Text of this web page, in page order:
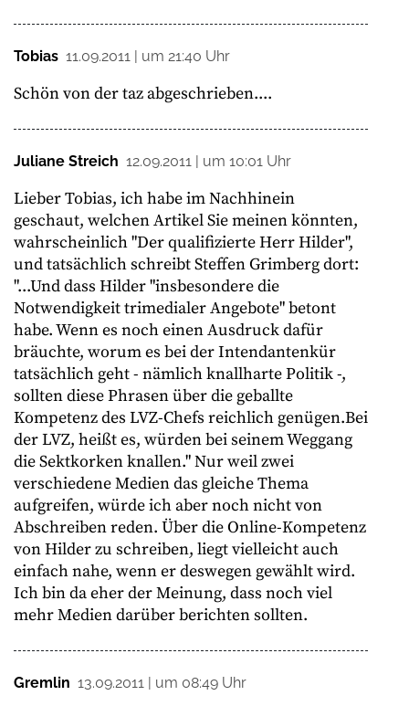
Tobias 11.09.2011 | um 21:40 Uhr
Schön von der taz abgeschrieben....
Juliane Streich 12.09.2011 | um 10:01 Uhr
Lieber Tobias, ich habe im Nachhinein
geschaut, welchen Artikel Sie meinen könnten,
wahrscheinlich "Der qualifizierte Herr Hilder",
und tatsächlich schreibt Steffen Grimberg dort:
"...Und dass Hilder "insbesondere die
Notwendigkeit trimedialer Angebote" betont
habe. Wenn es noch einen Ausdruck dafür
bräuchte, worum es bei der Intendantenkür
tatsächlich geht - nämlich knallharte Politik -,
sollten diese Phrasen über die geballte
Kompetenz des LVZ-Chefs reichlich genügen.Bei
der LVZ, heißt es, würden bei seinem Weggang
die Sektkorken knallen." Nur weil zwei
verschiedene Medien das gleiche Thema
aufgreifen, würde ich aber noch nicht von
Abschreiben reden. Über die Online-Kompetenz
von Hilder zu schreiben, liegt vielleicht auch
einfach nahe, wenn er deswegen gewählt wird.
Ich bin da eher der Meinung, dass noch viel
mehr Medien darüber berichten sollten.
Gremlin 13.09.2011 | um 08:49 Uhr